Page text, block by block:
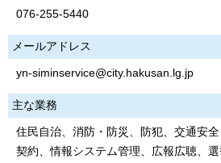
076-255-5440
メールアドレス
yn-siminservice@city.hakusan.lg.jp
主な業務
住民自治、消防・防災、防犯、交通安全
契約、情報システム管理、広報広聴、